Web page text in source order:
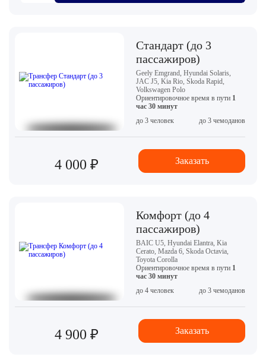
Стандарт (до 3
пассажиров)
Geely Emgrand, Hyundai Solaris,
JAC J5, Kia Rio, Skoda Rapid,
Volkswagen Polo
Ориентировочное время в пути 1
час 30 минут
до 3 человек
до 3 чемоданов
4 000 ₽ Заказать
Комфорт (до 4
пассажиров)
BAIC U5, Hyundai Elantra, Kia
Cerato, Mazda 6, Skoda Octavia,
Toyota Corolla
Ориентировочное время в пути 1
час 30 минут
до 4 человек
до 3 чемоданов
4 900 ₽ Заказать